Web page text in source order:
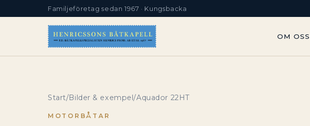
Familjeföretag sedan 1967 · Kungsbacka
OM OSS
Start/Bilder & exempel/Aquador 22HT
MOTORBÅTAR